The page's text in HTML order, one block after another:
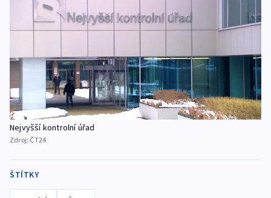
Nejvyšší kontrolní úřad
Zdroj: ČT24
ŠTÍTKY